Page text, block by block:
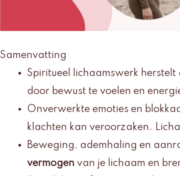
Samenvatting
Spiritueel lichaamswerk herstelt
door bewust te voelen en
Onverwerkte emoties en
klachten kan veroorzaken.
Beweging, ademhaling en
vermogen van je lichaam en